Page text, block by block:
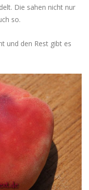
Die sahen nicht nur
so.
und den Rest gibt es